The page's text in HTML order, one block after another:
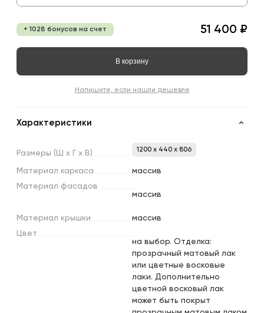
+ 1028 бонусов на счет 51 400 ₽
В корзину
Напишите, если нашли дешевле
Характеристики
Размеры (Ш х х В) 1200 x 440 x 806
Материал каркаса
массив
Материал фасадов
массив
Материал крышки
массив
Цвет
на выбор. Отделка:
прозрачный матовый лак
или цветные восковые
лаки. Дополнительно
цветной восковый лак
может быть покрыт